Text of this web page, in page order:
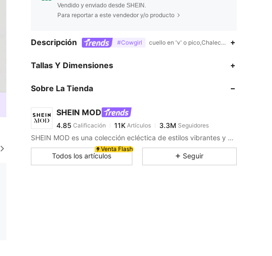
Vendido y enviado desde SHEIN.
Para reportar a este vendedor y/o producto
Descripción #Cowgirl cuello en 'v' o pico,Chaleco,Ninguno
Tallas Y Dimensiones
Sobre La Tienda
SHEIN MOD
4.85
4.85
Calificación 11KArtículos
q***spagó Hace 2 horas
4.85 11K 3.3M
SHEIN MOD es una colección ecléctica de estilos vibrantes y cool para los looks retro más divertidos y brillantes.
Venta Flash
Todos los artículos Seguir